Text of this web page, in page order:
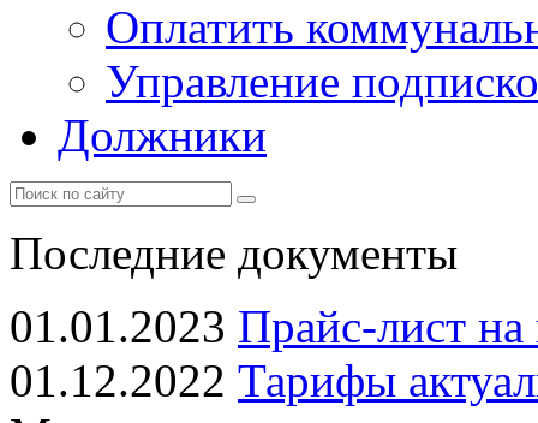
Оплатить
Управление
Должники
Последние документы
01.01.2023 Прайс-лист на
01.12.2022 Тарифы